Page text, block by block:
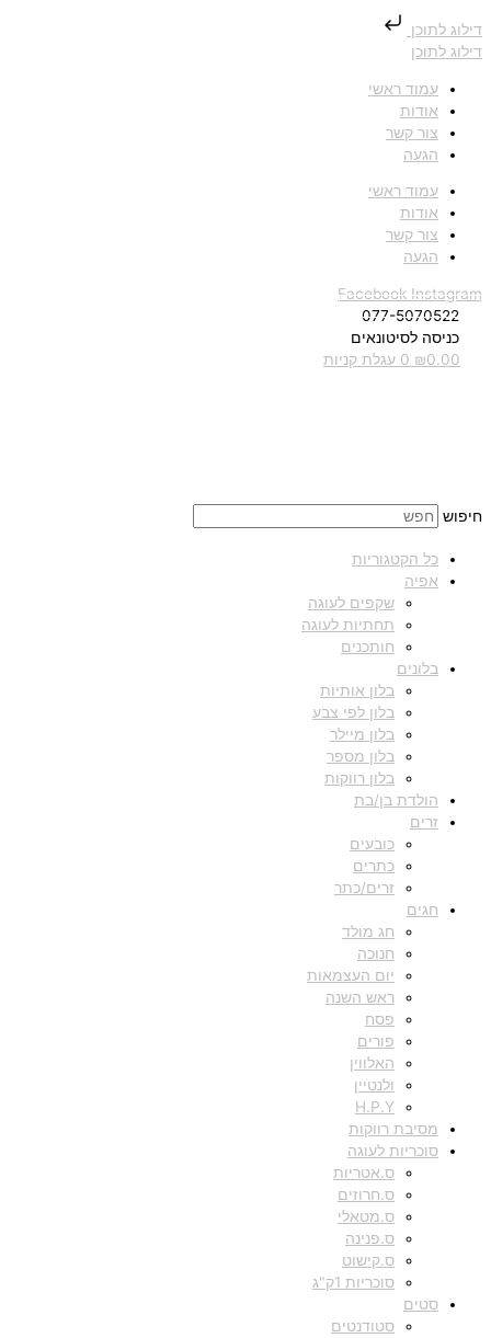
דילוג לתוכן
דילוג לתוכן
עמוד ראשי
אודות
צור קשר
הגעה
עמוד ראשי
אודות
צור קשר
הגעה
Facebook Instagram
077-5070522
כניסה לסיטונאים
₪0.00
0 עגלת קניות
חיפוש
כל הקטגוריות
אפיה
שקפים לעוגה
תחתיות לעוגה
חותכנים
בלונים
בלון אותיות
בלון לפי צבע
בלון מיילר
בלון מספר
בלון רווקות
הולדת בן/בת
זרים
כובעים
כתרים
זרים/כתר
חגים
חג מולד
חנוכה
יום העצמאות
ראש השנה
פסח
פורים
האלווין
ולנטיין
H.P.Y
מסיבת רווקות
סוכריות לעוגה
ס.אטריות
ס.חרוזים
ס.מטאלי
ס.פנינה
ס.קישוט
סוכריות 1ק"ג
סטים
סטודנטים